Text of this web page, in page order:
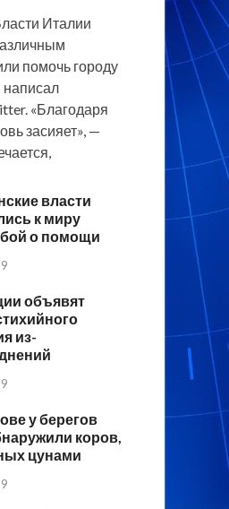
Италии
помочь городу
написал
«Благодаря
засияет», —
власти
к миру
о помощи
объявят
из-
у берегов
коров,
цунами